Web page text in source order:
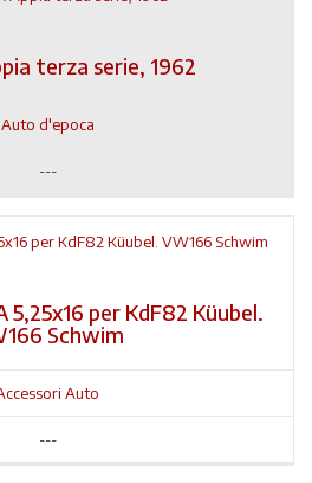
terza serie, 1962
Auto d'epoca
---
5,25x16 per KdF82 Küubel.
Schwim
Auto
---